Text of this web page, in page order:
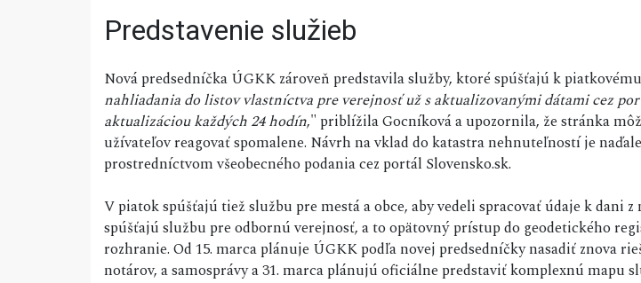
Predstavenie služieb
Nová predsedníčka ÚGKK zároveň predstavila služby, ktoré spúšťajú k
nahliadania do listov vlastníctva pre verejnosť už s aktualizovanými dátami cez
aktualizáciou každých 24 hodín," priblížila Gocníková a upozornila, že stránka
užívateľov reagovať spomalene. Návrh na vklad do katastra nehnuteľností je
prostredníctvom všeobecného podania cez portál Slovensko.sk.
V piatok spúšťajú tiež službu pre mestá a obce, aby vedeli spracovať údaje k dani
spúšťajú službu pre odbornú verejnosť, a to opätovný prístup do geodetického
rozhranie. Od 15. marca plánuje ÚGKK podľa novej predsedníčky nasadiť znova
notárov, a samosprávy a 31. marca plánujú oficiálne predstaviť komplexnú mapu